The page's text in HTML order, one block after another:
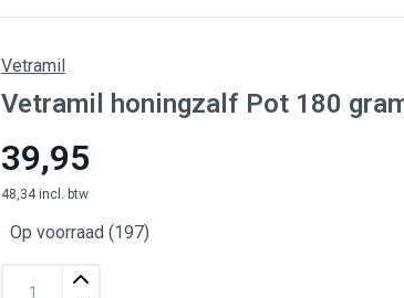
Vetramil
Vetramil honingzalf Pot 180
39,95
48,34 incl. btw
Op voorraad (197)